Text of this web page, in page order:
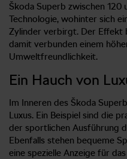
Škoda Superb zwischen 120
Technologie, wohinter sich
Zylinder verbirgt. Der Effekt
damit verbunden einem
Umweltfreundlichkeit.
Ein Hauch von
Im Inneren des Škoda
Luxus. Ein Beispiel sind die
der sportlichen Ausführung
Ebenfalls stehen bequeme
eine spezielle Anzeige für